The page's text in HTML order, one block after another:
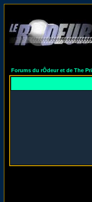
Forums du rÔdeur et de The